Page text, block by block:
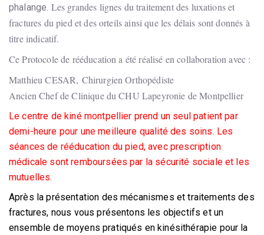
phalange. Les grandes lignes du traitement des luxations et
fractures du pied et des orteils ainsi que les délais sont donnés à
titre indicatif.
Ce Protocole de rééducation a été réalisé en collaboration avec :
Matthieu CESAR, Chirurgien Orthopédiste
Ancien Chef de Clinique du CHU Lapeyronie de Montpellier
Le centre de kiné montpellier prend un seul patient par
demi-heure pour une meilleure qualité des soins. Les
séances de rééducation du pied, avec prescription
médicale sont remboursées par la sécurité sociale et les
mutuelles.
Après la présentation des mécanismes et traitements des
fractures, nous vous présentons les objectifs et un
ensemble de moyens pratiqués en kinésithérapie pour la